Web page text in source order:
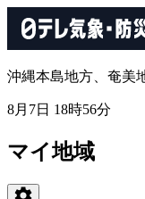
沖縄本島地方、奄美
8月7日 18時56分
マイ地域